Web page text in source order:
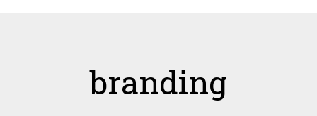
branding